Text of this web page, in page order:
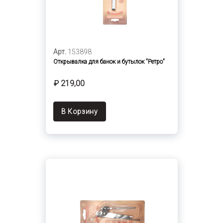
Арт. 153898
Открывалка для банок и бутылок "Ретро"
₽ 219,00
В Корзину